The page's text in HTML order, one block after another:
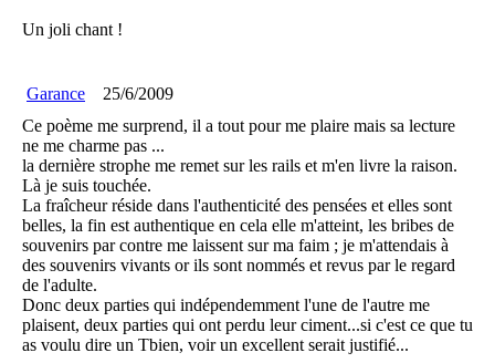
Un joli chant !
Garance
25/6/2009
Ce poème me surprend, il a tout pour me plaire mais sa lecture
ne me charme pas ...
la dernière strophe me remet sur les rails et m'en livre la raison.
Là je suis touchée.
La fraîcheur réside dans l'authenticité des pensées et elles sont
belles, la fin est authentique en cela elle m'atteint, les bribes de
souvenirs par contre me laissent sur ma faim ; je m'attendais à
des souvenirs vivants or ils sont nommés et revus par le regard
de l'adulte.
Donc deux parties qui indépendemment l'une de l'autre me
plaisent, deux parties qui ont perdu leur ciment...si c'est ce que tu
as voulu dire un Tbien, voir un excellent serait justifié...